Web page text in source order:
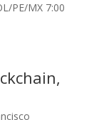
PE/MX 7:00